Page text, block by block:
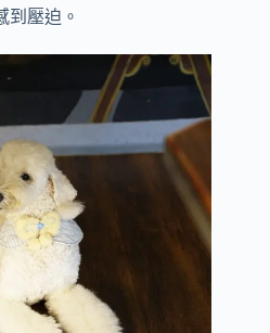
到壓迫。